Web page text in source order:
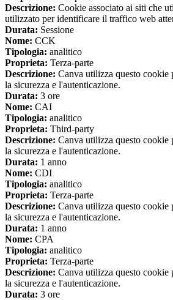
Descrizione: Cookie associato ai siti che
utilizzato per identificare il traffico web
Durata: Sessione
Nome: CCK
Tipologia: analitico
Proprieta: Terza-parte
Descrizione: Canva utilizza questo cookie
la sicurezza e l'autenticazione.
Durata: 3 ore
Nome: CAI
Tipologia: analitico
Proprieta: Third-party
Descrizione: Canva utilizza questo cookie
la sicurezza e l'autenticazione.
Durata: 1 anno
Nome: CDI
Tipologia: analitico
Proprieta: Terza-parte
Descrizione: Canva utilizza questo cookie
la sicurezza e l'autenticazione.
Durata: 1 anno
Nome: CPA
Tipologia: analitico
Proprieta: Terza-parte
Descrizione: Canva utilizza questo cookie
la sicurezza e l'autenticazione.
Durata: 3 ore